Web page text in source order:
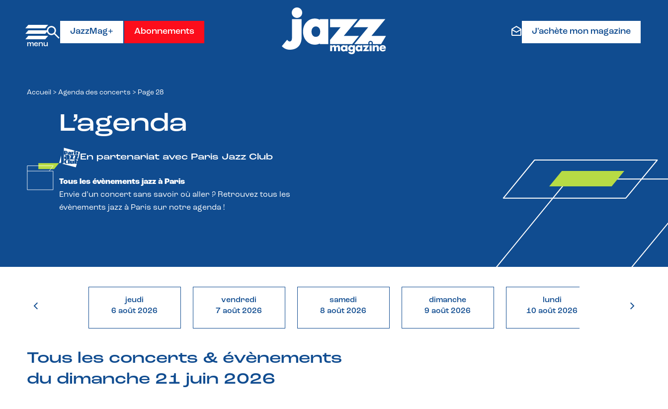
JazzMag+ Abonnements J'achète mon magazine
Accueil > Agenda des concerts > Page 28
L’agenda
En partenariat avec Paris Jazz Club
Tous les évènements jazz à Paris
Envie d’un concert sans savoir où aller ? Retrouvez tous les
évènements jazz à Paris sur notre agenda !
jeudi
6 août 2026
vendredi
7 août 2026
samedi
8 août 2026
dimanche
9 août 2026
lundi
10 août 2026
11 août
Tous les concerts & évènements
du dimanche 21 juin 2026